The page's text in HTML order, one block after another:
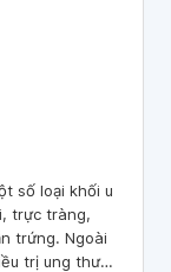
số loại khối u
trực tràng,
trứng. Ngoài
trị ung thư